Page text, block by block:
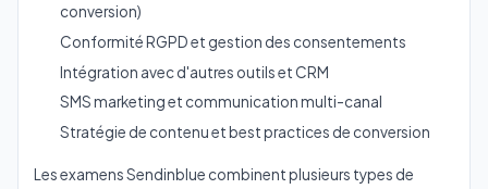
conversion)
Conformité RGPD et gestion des consentements
Intégration avec d'autres outils et CRM
SMS marketing et communication multi-canal
Stratégie de contenu et best practices de conversion
Les examens Sendinblue combinent plusieurs types de